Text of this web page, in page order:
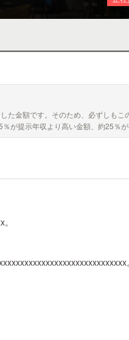
金額です。そのため、必ずしも
が提示年収より高い金額、約25％
。